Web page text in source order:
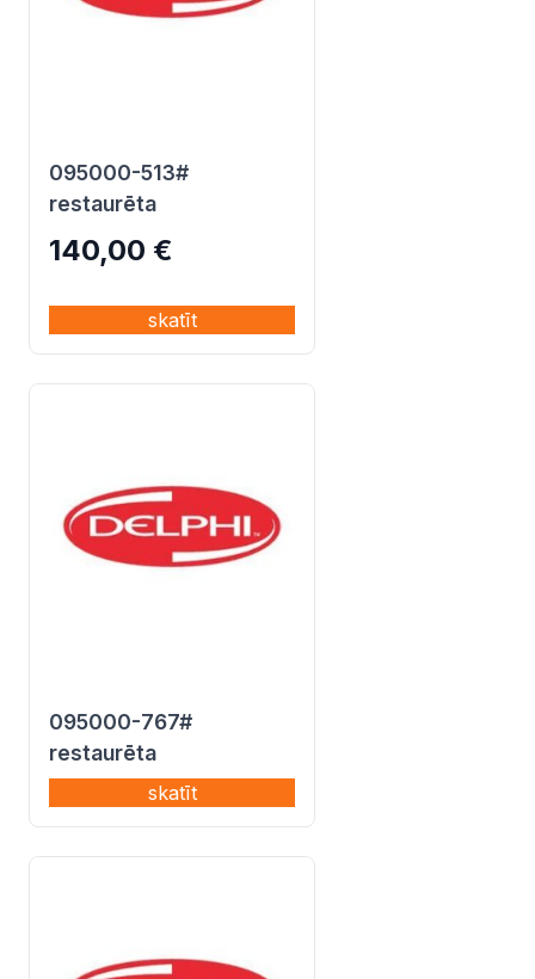
095000-513#
restaurēta
140,00 €
skatīt
095000-767#
restaurēta
skatīt